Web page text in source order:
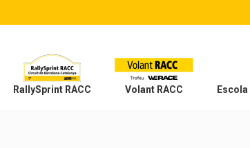
RallySprint RACC Volant RACC